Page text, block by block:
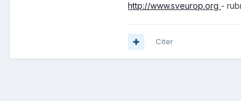
http://www.sveurop.org -
Citer